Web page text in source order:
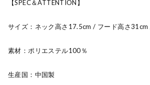
【SPEC＆ATTENTION】
サイズ：ネック高さ17.5cm / フード高さ
素材：ポリエステル100％
生産国：中国製